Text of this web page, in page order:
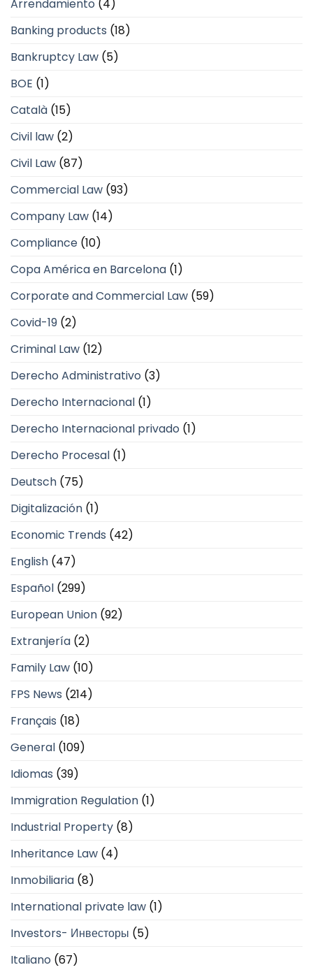
Arrendamiento (4)
Banking products (18)
Bankruptcy Law (5)
BOE (1)
Català (15)
Civil law (2)
Civil Law (87)
Commercial Law (93)
Company Law (14)
Compliance (10)
Copa América en Barcelona (1)
Corporate and Commercial Law (59)
Covid-19 (2)
Criminal Law (12)
Derecho Administrativo (3)
Derecho Internacional (1)
Derecho Internacional privado (1)
Derecho Procesal (1)
Deutsch (75)
Digitalización (1)
Economic Trends (42)
English (47)
Español (299)
European Union (92)
Extranjería (2)
Family Law (10)
FPS News (214)
Français (18)
General (109)
Idiomas (39)
Immigration Regulation (1)
Industrial Property (8)
Inheritance Law (4)
Inmobiliaria (8)
International private law (1)
Investors- Инвесторы (5)
Italiano (67)